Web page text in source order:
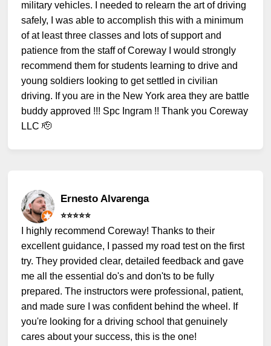
military vehicles. I needed to relearn the art of driving
safely, I was able to accomplish this with a minimum
of at least three classes and lots of support and
patience from the staff of Coreway I would strongly
recommend them for students learning to drive and
young soldiers looking to get settled in civilian
driving. If you are in the New York area they are battle
buddy approved !!! Spc Ingram !! Thank you Coreway
LLC 🫡
Ernesto Alvarenga
⭐️⭐️⭐️⭐️⭐️
I highly recommend Coreway! Thanks to their
excellent guidance, I passed my road test on the first
try. They provided clear, detailed feedback and gave
me all the essential do's and don'ts to be fully
prepared. The instructors were professional, patient,
and made sure I was confident behind the wheel. If
you're looking for a driving school that genuinely
cares about your success, this is the one!